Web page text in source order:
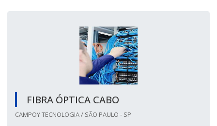
FIBRA ÓPTICA CABO
CAMPOY TECNOLOGIA / SÃO PAULO - SP